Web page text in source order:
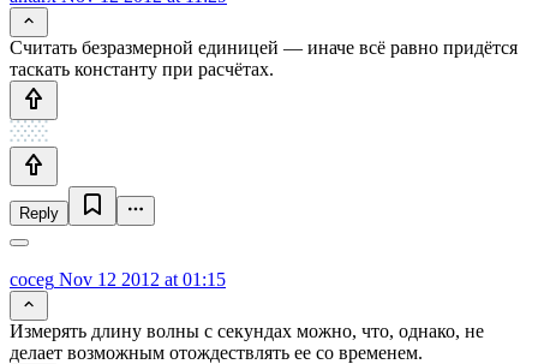
Считать безразмерной единицей — иначе всё равно придётся
таскать константу при расчётах.
Reply
coceg Nov 12 2012 at 01:15
Измерять длину волны с секундах можно, что, однако, не
делает возможным отождествлять ее со временем.